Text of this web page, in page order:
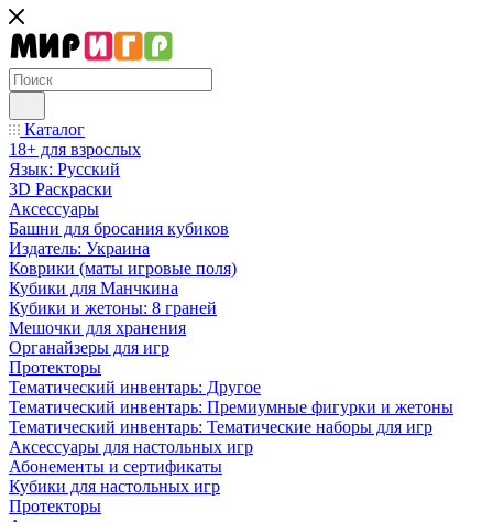
Каталог
18+ для взрослых
Язык: Русский
3D Раскраски
Аксессуары
Башни для бросания кубиков
Издатель: Украина
Коврики (маты игровые поля)
Кубики для Манчкина
Кубики и жетоны: 8 граней
Мешочки для хранения
Органайзеры для игр
Протекторы
Тематический инвентарь: Другое
Тематический инвентарь: Премиумные фигурки и жетоны
Тематический инвентарь: Тематические наборы для игр
Аксессуары для настольных игр
Абонементы и сертификаты
Кубики для настольных игр
Протекторы